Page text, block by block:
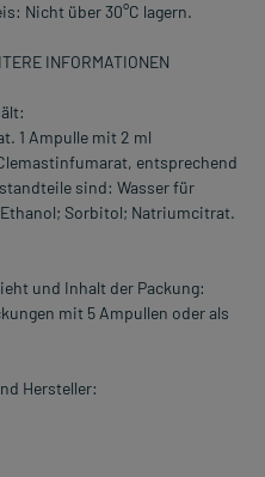
Nicht über 30°C lagern.
INFORMATIONEN
1 Ampulle mit 2 ml
entsprechend
sind: Wasser für
Sorbitol; Natriumcitrat.
und Inhalt der Packung:
mit 5 Ampullen oder als
Hersteller: